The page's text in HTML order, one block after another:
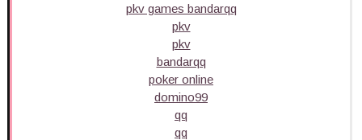
pkv games bandarqq
pkv
pkv
bandarqq
poker online
domino99
qq
qq